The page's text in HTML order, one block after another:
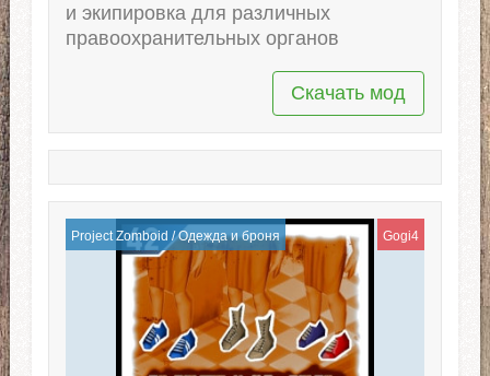
и экипировка для различных
правоохранительных органов
Скачать мод
Project Zomboid /Одежда и броня Gogi4